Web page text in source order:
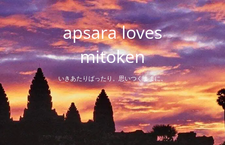
Skip
to
content
apsara loves
mitoken
いきあたりばったり。思いつくままに。